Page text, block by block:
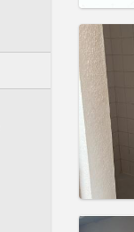
Rent:
Charges: